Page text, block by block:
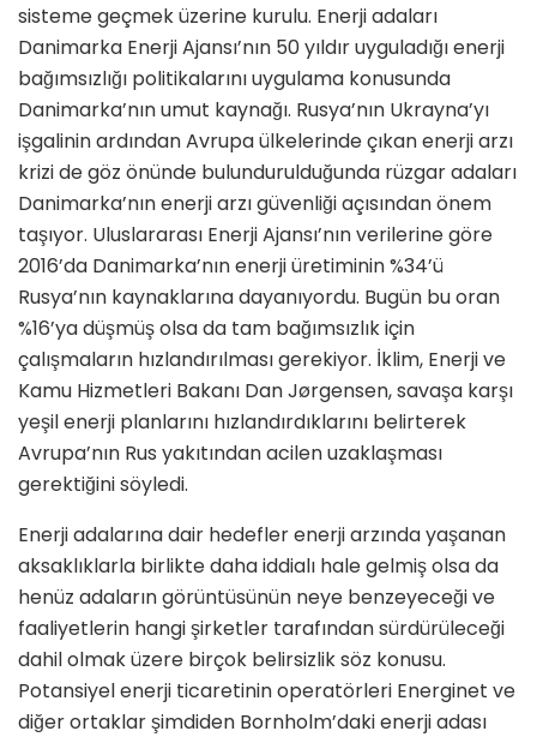
sisteme geçmek üzerine kurulu. Enerji adaları
Danimarka Enerji Ajansı’nın 50 yıldır uyguladığı enerji
bağımsızlığı politikalarını uygulama konusunda
Danimarka’nın umut kaynağı. Rusya’nın Ukrayna’yı
işgalinin ardından Avrupa ülkelerinde çıkan enerji arzı
krizi de göz önünde bulundurulduğunda rüzgar adaları
Danimarka’nın enerji arzı güvenliği açısından önem
taşıyor. Uluslararası Enerji Ajansı’nın verilerine göre
2016’da Danimarka’nın enerji üretiminin %34’ü
Rusya’nın kaynaklarına dayanıyordu. Bugün bu oran
%16’ya düşmüş olsa da tam bağımsızlık için
çalışmaların hızlandırılması gerekiyor. İklim, Enerji ve
Kamu Hizmetleri Bakanı Dan Jørgensen, savaşa karşı
yeşil enerji planlarını hızlandırdıklarını belirterek
Avrupa’nın Rus yakıtından acilen uzaklaşması
gerektiğini söyledi.
Enerji adalarına dair hedefler enerji arzında yaşanan
aksaklıklarla birlikte daha iddialı hale gelmiş olsa da
henüz adaların görüntüsünün neye benzeyeceği ve
faaliyetlerin hangi şirketler tarafından sürdürüleceği
dahil olmak üzere birçok belirsizlik söz konusu.
Potansiyel enerji ticaretinin operatörleri Energinet ve
diğer ortaklar şimdiden Bornholm’daki enerji adası